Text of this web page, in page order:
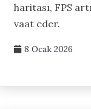
haritası, FPS
vaat eder.
8 Ocak 2026